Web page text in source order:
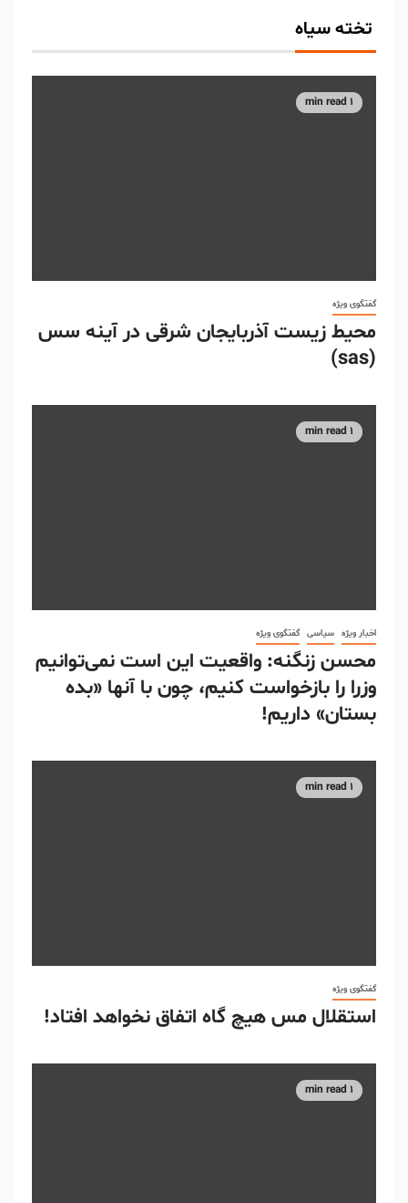
تخته سیاه
1 min read
گفتگوی ویژه
محیط زیست آذربایجان شرقی در آینه سس
(sas)
1 min read
اخبار ویژه سیاسی گفتگوی ویژه
محسن زنگنه: واقعیت این است نمی‌توانیم
وزرا را بازخواست کنیم، چون با آنها «بده
بستان» داریم!
1 min read
گفتگوی ویژه
استقلال مس هیچ گاه اتفاق نخواهد افتاد!
1 min read